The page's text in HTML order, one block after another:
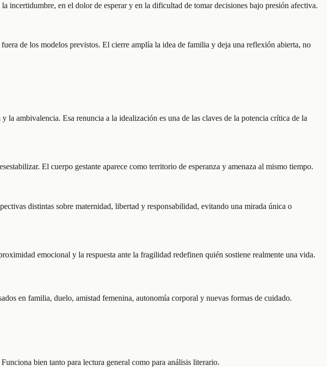
incertidumbre, en el dolor de esperar y en la dificultad de tomar decisiones bajo presión afectiva.
de los modelos previstos. El cierre amplía la idea de familia y deja una reflexión abierta, no
ambivalencia. Esa renuncia a la idealización es una de las claves de la potencia crítica de la
El cuerpo gestante aparece como territorio de esperanza y amenaza al mismo tiempo.
distintas sobre maternidad, libertad y responsabilidad, evitando una mirada única o
emocional y la respuesta ante la fragilidad redefinen quién sostiene realmente una vida.
en familia, duelo, amistad femenina, autonomía corporal y nuevas formas de cuidado.
bien tanto para lectura general como para análisis literario.